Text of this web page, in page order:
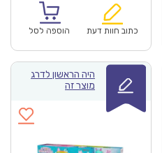
₪313.00.
כתוב חוות דעת הוספה לסל
היה הראשון לדרג
מוצר זה